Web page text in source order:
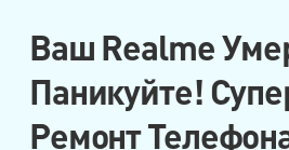
Ваш Realme
Паникуйте!
Ремонт